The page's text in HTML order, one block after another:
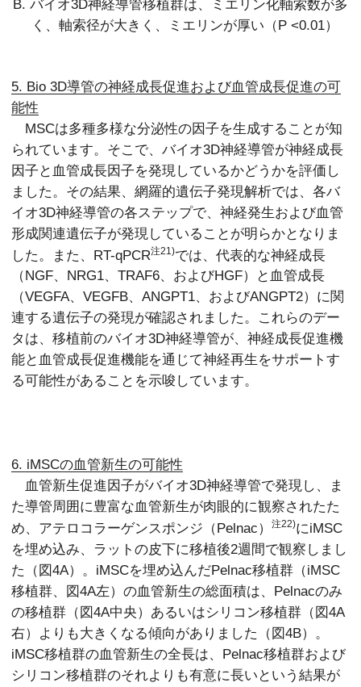
B. バイオ3D神経導管移植群は、ミエリン化軸索数が多
く、軸索径が大きく、
ミエリンが厚い（P <0.01）
5. Bio 3D導管の神経成長促進および血管成長促進の可
能性
MSCは多種多様な分泌性の因子を生成することが知
られています。そこで、バイオ3D神経導管が神経成長
因子と血管成長因子を発現しているかどうかを評価し
ました。その結果、網羅的遺伝子発現解析では、各バ
イオ3D神経導管の各ステップで、神経発生および血管
形成関連遺伝子が発現していることが明らかとなりま
した。また、RT-qPCR注21)では、代表的な神経成長
（NGF、NRG1、TRAF6、およびHGF）と血管成長
（VEGFA、VEGFB、ANGPT1、およびANGPT2）に関
連する遺伝子の発現が確認されました。これらのデー
タは、移植前のバイオ3D神経導管が、神経成長促進機
能と血管成長促進機能を通じて神経再生をサポートす
る可能性があることを示唆しています。
6. iMSCの血管新生の可能性
血管新生促進因子がバイオ3D神経導管で発現し、ま
た導管周囲に豊富な血管新生が肉眼的に観察されたた
め、アテロコラーゲンスポンジ（Pelnac）注22)にiMSC
を埋め込み、ラットの皮下に移植後2週間で観察しまし
た（図4A）。iMSCを埋め込んだPelnac移植群（iMSC
移植群、図4A左）の血管新生の総面積は、Pelnacのみ
の移植群（図4A中央）あるいはシリコン移植群（図4A
右）よりも大きくなる傾向がありました（図4B）。
iMSC移植群の血管新生の全長は、Pelnac移植群および
シリコン移植群のそれよりも有意に長いという結果が